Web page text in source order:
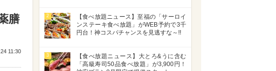
膳
11:30
2
【食べ放題ニュース】至福の「サーロイ
ンステーキ食べ放題」がWEB予約で3千
円台！神コスパチャンスを見逃すな～!!
3
【食べ放題ニュース】大とろ&うに含む
「高級寿司50品食べ放題」が3,900円！